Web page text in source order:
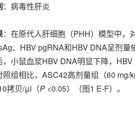
：病毒性肝炎
：在原代人肝细胞（PHH）模型中
、HBV pgRNA和HBV DNA呈剂
，小鼠血浆HBV DNA明显下降，
照组相比，ASC42高剂量组（60
拷贝/μl（P <0.05）（图1 E-F）。